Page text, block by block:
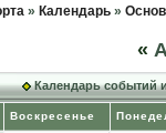
» Календарь»
«
Календарь событий
Воскресенье